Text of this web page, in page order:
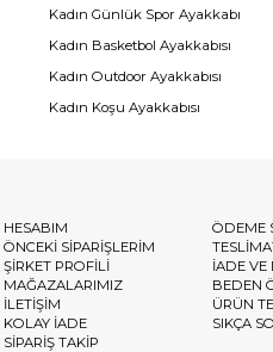
Kadın Günlük Spor Ayakkabı
Kadın Basketbol Ayakkabısı
Kadın Outdoor Ayakkabısı
Kadın Koşu Ayakkabısı
HESABIM
ÖNCEKİ SİPARİŞLERİM
ŞİRKET PROFİLİ
MAĞAZALARIMIZ
İLETİŞİM
KOLAY İADE
SİPARİŞ TAKİP
ÖDEME
İADE VE
BEDEN
ÜRÜN
SIKÇA